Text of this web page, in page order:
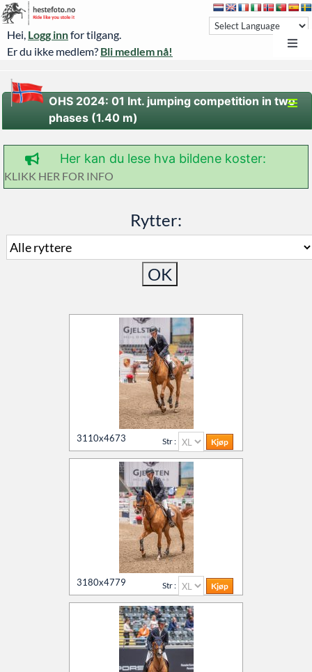
Skip
to
content
Hei, Logg innfor tilgang.
Er du ikke medlem? Bli medlem nå!
Øvrevoll løpsdager
NoARK
Søk
Agria Oslo Horse Show 2023
Agria Oslo Horse Show 2023
OHS 2024: 01 Int. jumping competition in two
phases (1.40 m)
Her kan du lese hva bildene koster:
KLIKK HER FOR INFO
Rytter:
3110x4673 Str :
3180x4779 Str :